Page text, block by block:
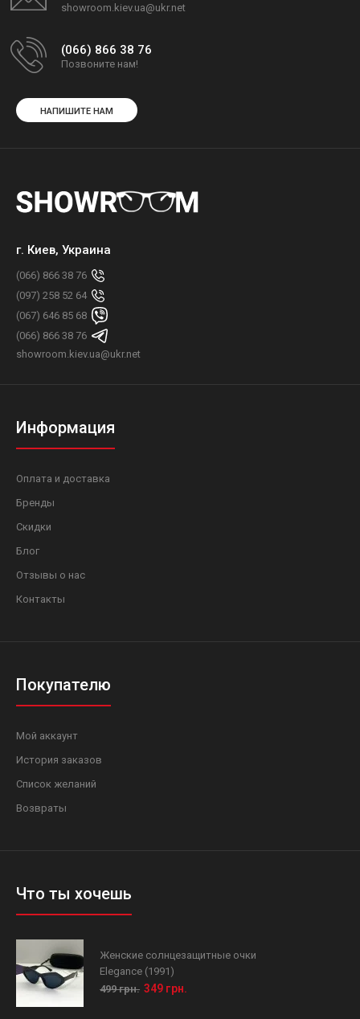
showroom.kiev.ua@ukr.net
(066) 866 38 76
Позвоните нам!
НАПИШИТЕ НАМ
г. Киев, Украина
(066) 866 38 76
(097) 258 52 64
(067) 646 85 68
(066) 866 38 76
showroom.kiev.ua@ukr.net
Информация
Оплата и доставка
Бренды
Скидки
Блог
Отзывы о нас
Контакты
Покупателю
Мой аккаунт
История заказов
Список желаний
Возвраты
Что ты хочешь
Женские солнцезащитные очки
Elegance (1991)
499 грн. 349 грн.